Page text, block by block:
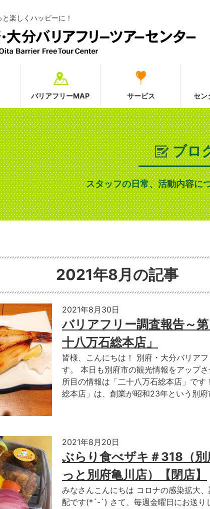
楽しくハッピーに！
バリアフリーMAP サービス セン
ブロ
スタッフの日常、活動内容に
2021年8月の記事
2021年8月30日
バリアフリー調査報告～
十八万石総本店」
皆様、こんにちは！ 別府・大分バリア
す。 本日も別府市の観光情報をアップ
所目の情報は「二十八万石総本店」です
総本店」は、創業が昭和23年という別
2021年8月20日
ぶらり食べザキ＃318（別
っと別府亀川店）【閉店】
みなさんこんにちは コロナの感染拡大
配です(*´-`) さて、毎週金曜日にお送り